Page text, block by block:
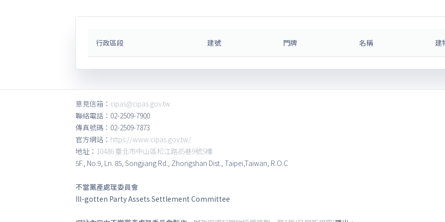
行政區段 建號 門牌 名稱 建
意見信箱： cipas@cipas.gov.tw
聯絡電話：02-2509-7900
傳真號碼：02-2509-7873
官方網站： https://www.cipas.gov.tw/
地址： 10486 臺北市中山區松江路85巷9號5樓
5F., No.9, Ln. 85, Songjiang Rd., Zhongshan Dist., Taipei,Taiwan, R.O.C
不當黨產處理委員會
Ill-gotten Party Assets Settlement Committee